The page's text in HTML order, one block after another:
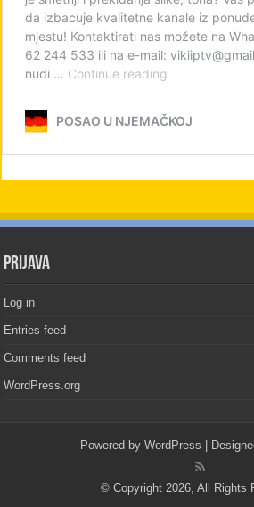
PRIJAVA
Log in
Entries feed
Comments feed
WordPress.org
Powered by WordPress |
© Copyright 2026, All Rights